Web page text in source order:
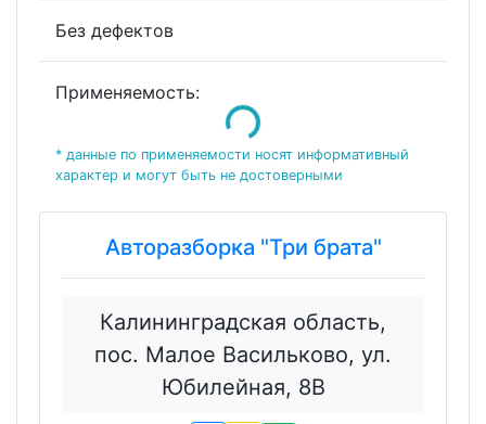
Без дефектов
Применяемость:
Loading...
* данные по применяемости носят информативный
характер и могут быть не достоверными
Авторазборка "Три брата"
Калининградская область,
пос. Малое Васильково, ул.
Юбилейная, 8В